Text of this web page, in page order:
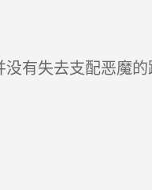
有失去支配恶魔的